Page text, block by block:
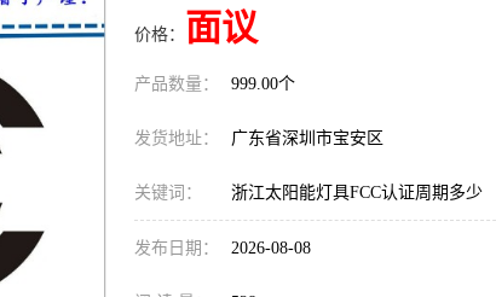
价格： 面议
产品数量： 999.00个
发货地址： 广东省深圳市宝安区
关键词： 浙江太阳能灯具FCC认证周期多少
发布日期： 2026-08-08